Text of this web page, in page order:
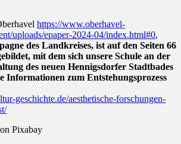
https://www.oberhavel-
uploads/epaper-2024-04/index.html#0,
des Landkreises, ist auf den Seiten 66
mit dem sich unsere Schule an der
des neuen Hennigsdorfer Stadtbades
Informationen zum Entstehungsprozess
geschichte.de/aesthetische-forschungen-
Pixabay